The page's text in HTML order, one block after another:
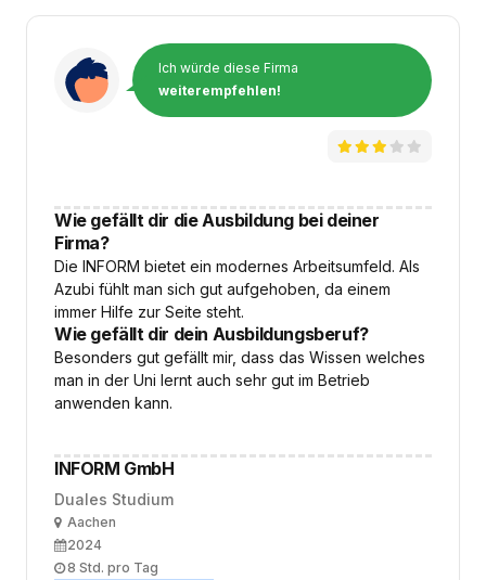
Ich würde diese Firma
weiterempfehlen!
Wie gefällt dir die Ausbildung bei deiner
Firma?
Die INFORM bietet ein modernes Arbeitsumfeld. Als
Azubi fühlt man sich gut aufgehoben, da einem
immer Hilfe zur Seite steht.
Wie gefällt dir dein Ausbildungsberuf?
Besonders gut gefällt mir, dass das Wissen welches
man in der Uni lernt auch sehr gut im Betrieb
anwenden kann.
INFORM GmbH
Duales Studium
OrtAachen
Ausbildungsbeginn
2024
Arbeitszeit
8 Std. pro Tag